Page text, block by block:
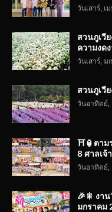
วันเสาร์, เ
สวนภูเวี
ความงด
วันเสาร์, ม
สวนภูเวี
วันอาทิตย์,
⛩️🏮ตาม
8 ศาลเจ้
วันอาทิตย์,
🎉🎇 งา
มกราคม